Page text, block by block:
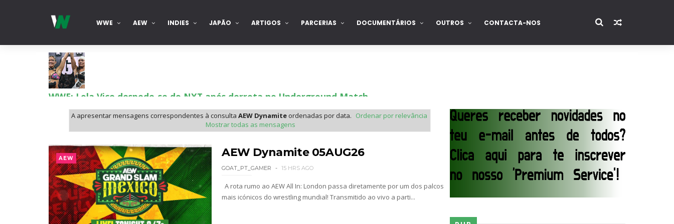
WWE AEW INDIES JAPÃO ARTIGOS PARCERIAS DOCUMENTÁRIOS OUTROS CONTACTA-NOS
WWE: Lola Vice despede-se do NXT após derrota no Underground Match
SCSA867-Aug 06 2026
SCSA867-Aug 05 2026
WWE: Brock Lesnar confirma que se retirou no SummerSlam
SCSA867-Aug 05 2026
A apresentar mensagens correspondentes à consulta AEW Dynamiteordenadas por data. Ordenar por relevância
Mostrar todas as mensagens
AEW AEW Dynamite 05AUG26
GOAT_PT_GAMER 15 HRS AGO
A rota rumo ao AEW All In: London passa diretamente por um dos palcos
mais icónicos do wrestling mundial! Transmitido ao vivo a parti...